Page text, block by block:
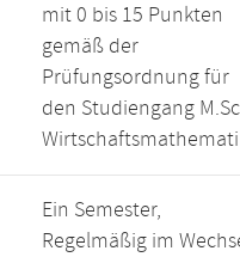
mit 0 bis 15 Punkten
gemäß der
Prüfungsordnung für
den Studiengang
Ein Semester,
Regelmäßig im